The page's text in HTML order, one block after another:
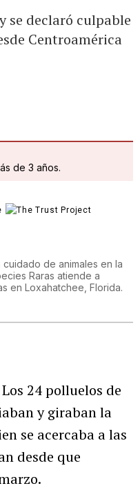
se declaró culpable
Centroamérica
de 3 años.
de animales en la
Raras atiende a
en Loxahatchee, Florida.
Los 24 polluelos de
y giraban la
se acercaba a las
desde que